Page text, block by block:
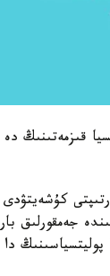
قىزمەتىنىڭ